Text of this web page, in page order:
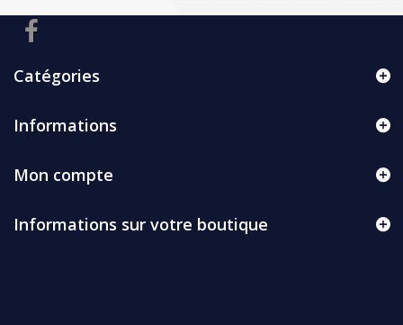
Catégories
Informations
Mon compte
Informations sur votre boutique